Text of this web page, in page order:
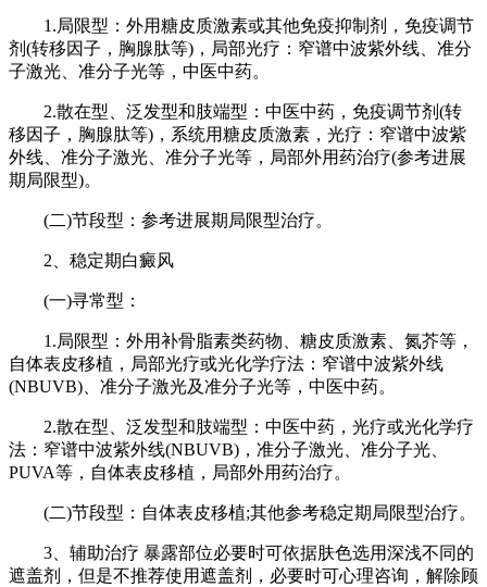
1.局限型：外用糖皮质激素或其他免疫抑制剂，免疫调节
剂(转移因子，胸腺肽等)，局部光疗：窄谱中波紫外线、准分
子激光、准分子光等，中医中药。
2.散在型、泛发型和肢端型：中医中药，免疫调节剂(转
移因子，胸腺肽等)，系统用糖皮质激素，光疗：窄谱中波紫
外线、准分子激光、准分子光等，局部外用药治疗(参考进展
期局限型)。
(二)节段型：参考进展期局限型治疗。
2、稳定期白癜风
(一)寻常型：
1.局限型：外用补骨脂素类药物、糖皮质激素、氮芥等，
自体表皮移植，局部光疗或光化学疗法：窄谱中波紫外线
(NBUVB)、准分子激光及准分子光等，中医中药。
2.散在型、泛发型和肢端型：中医中药，光疗或光化学疗
法：窄谱中波紫外线(NBUVB)，准分子激光、准分子光、
PUVA等，自体表皮移植，局部外用药治疗。
(二)节段型：自体表皮移植;其他参考稳定期局限型治疗。
3、辅助治疗 暴露部位必要时可依据肤色选用深浅不同的
遮盖剂，但是不推荐使用遮盖剂，必要时可心理咨询，解除顾